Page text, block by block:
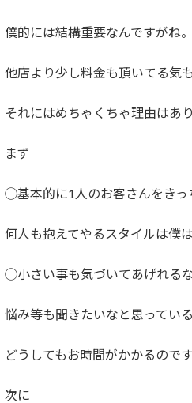
僕的には結構重要なんですがね
他店より少し料金も頂いてる気
それにはめちゃくちゃ理由はあ
まず
◯基本的に1人のお客さんをきっ
何人も抱えてやるスタイルは僕
◯小さい事も気づいてあげれる
悩み等も聞きたいなと思ってい
どうしてもお時間がかかるのです
次に